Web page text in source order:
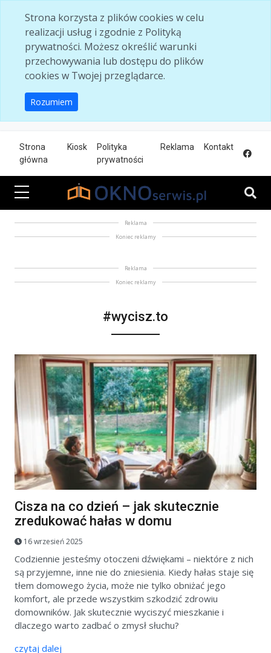
Strona korzysta z plików cookies w celu
realizacji usług i zgodnie z Polityką
prywatności. Możesz określić warunki
przechowywania lub dostępu do plików
cookies w Twojej przeglądarce.
Rozumiem
Strona
główna
Kiosk
Polityka
prywatności
Reklama Kontakt
Reklama
Koniec reklamy
Reklama
Koniec reklamy
#wycisz.to
Cisza na co dzień – jak skutecznie
zredukować hałas w domu
16 wrzesień 2025
Codziennie jesteśmy otoczeni dźwiękami – niektóre z nich
są przyjemne, inne nie do zniesienia. Kiedy hałas staje się
tłem domowego życia, może nie tylko obniżać jego
komfort, ale przede wszystkim szkodzić zdrowiu
domowników. Jak skutecznie wyciszyć mieszkanie i
dlaczego warto zadbać o zmysł słuchu?
czytaj dalej